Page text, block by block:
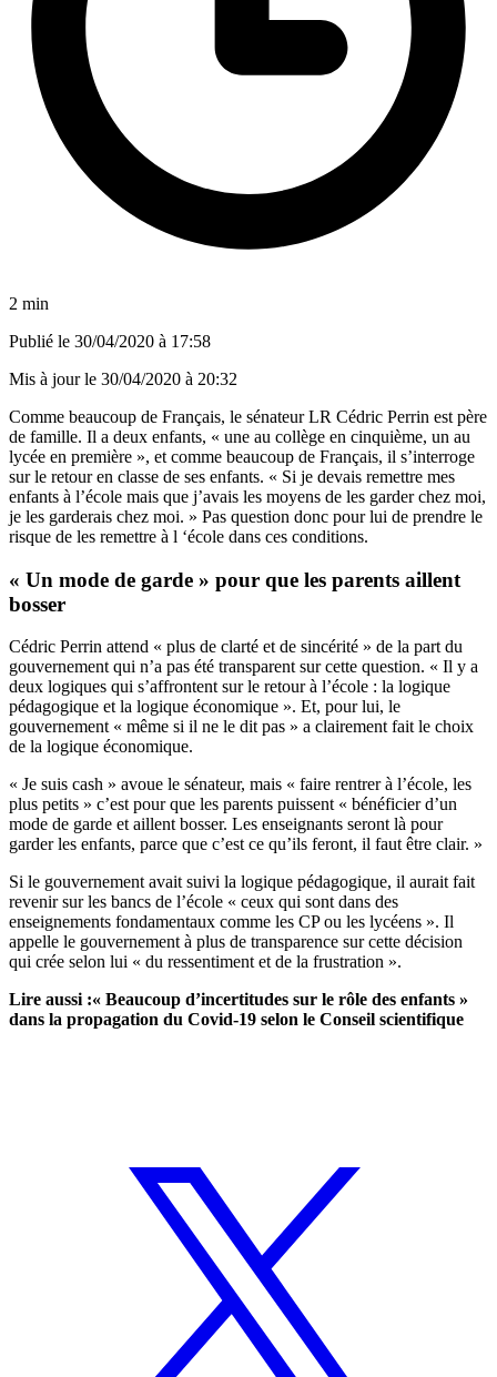
2 min
Publié le 30/04/2020 à 17:58
Mis à jour le 30/04/2020 à 20:32
Comme beaucoup de Français, le sénateur LR Cédric Perrin est père
de famille. Il a deux enfants, « une au collège en cinquième, un au
lycée en première », et comme beaucoup de Français, il s’interroge
sur le retour en classe de ses enfants. « Si je devais remettre mes
enfants à l’école mais que j’avais les moyens de les garder chez moi,
je les garderais chez moi. » Pas question donc pour lui de prendre le
risque de les remettre à l ‘école dans ces conditions.
« Un mode de garde » pour que les parents aillent
bosser
Cédric Perrin attend « plus de clarté et de sincérité » de la part du
gouvernement qui n’a pas été transparent sur cette question. « Il y a
deux logiques qui s’affrontent sur le retour à l’école : la logique
pédagogique et la logique économique ». Et, pour lui, le
gouvernement « même si il ne le dit pas » a clairement fait le choix
de la logique économique.
« Je suis cash » avoue le sénateur, mais « faire rentrer à l’école, les
plus petits » c’est pour que les parents puissent « bénéficier d’un
mode de garde et aillent bosser. Les enseignants seront là pour
garder les enfants, parce que c’est ce qu’ils feront, il faut être clair. »
Si le gouvernement avait suivi la logique pédagogique, il aurait fait
revenir sur les bancs de l’école « ceux qui sont dans des
enseignements fondamentaux comme les CP ou les lycéens ». Il
appelle le gouvernement à plus de transparence sur cette décision
qui crée selon lui « du ressentiment et de la frustration ».
Lire aussi :« Beaucoup d’incertitudes sur le rôle des enfants »
dans la propagation du Covid-19 selon le Conseil scientifique